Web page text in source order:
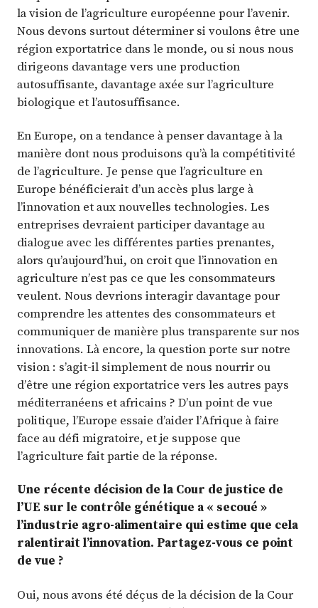
la vision de l’agriculture européenne pour l’avenir.
Nous devons surtout déterminer si voulons être une
région exportatrice dans le monde, ou si nous nous
dirigeons davantage vers une production
autosuffisante, davantage axée sur l’agriculture
biologique et l’autosuffisance.
En Europe, on a tendance à penser davantage à la
manière dont nous produisons qu’à la compétitivité
de l’agriculture. Je pense que l’agriculture en
Europe bénéficierait d’un accès plus large à
l’innovation et aux nouvelles technologies. Les
entreprises devraient participer davantage au
dialogue avec les différentes parties prenantes,
alors qu’aujourd’hui, on croit que l’innovation en
agriculture n’est pas ce que les consommateurs
veulent. Nous devrions interagir davantage pour
comprendre les attentes des consommateurs et
communiquer de manière plus transparente sur nos
innovations. Là encore, la question porte sur notre
vision : s’agit-il simplement de nous nourrir ou
d’être une région exportatrice vers les autres pays
méditerranéens et africains ? D’un point de vue
politique, l’Europe essaie d’aider l’Afrique à faire
face au défi migratoire, et je suppose que
l’agriculture fait partie de la réponse.
Une récente décision de la Cour de justice de
l’UE sur le contrôle génétique a « secoué »
l’industrie agro-alimentaire qui estime que cela
ralentirait l’innovation. Partagez-vous ce point
de vue ?
Oui, nous avons été déçus de la décision de la Cour